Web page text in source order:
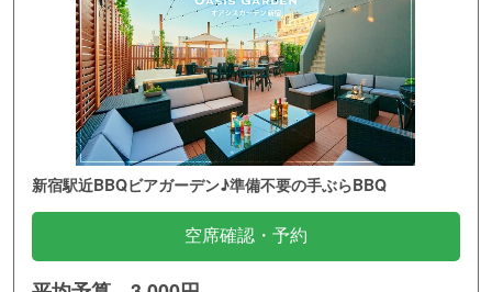
新宿駅近BBQビアガーデン♪準備不要の手ぶらBBQ
空席確認・予約